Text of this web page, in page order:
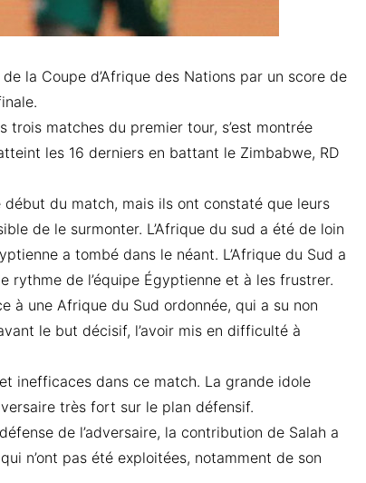
la Coupe d’Afrique des Nations par un score de
trois matches du premier tour, s’est montrée
les 16 derniers en battant le Zimbabwe, RD
du match, mais ils ont constaté que leurs
de le surmonter. L’Afrique du sud a été de loin
a tombé dans le néant. L’Afrique du Sud a
de l’équipe Égyptienne et à les frustrer.
à une Afrique du Sud ordonnée, qui a su non
le but décisif, l’avoir mis en difficulté à
inefficaces dans ce match. La grande idole
très fort sur le plan défensif.
de l’adversaire, la contribution de Salah a
n’ont pas été exploitées, notamment de son